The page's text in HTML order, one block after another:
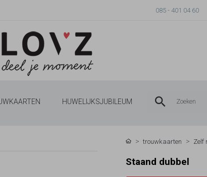
085 - 401 04 60
HUWELIJKSJUBILEUM
trouwkaarten Zelf
Staand dubbel